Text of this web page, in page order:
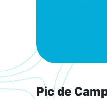
Pic de